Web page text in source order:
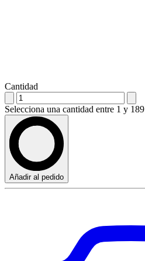
Cantidad
Selecciona una cantidad entre 1 y 189
Añadir al pedido